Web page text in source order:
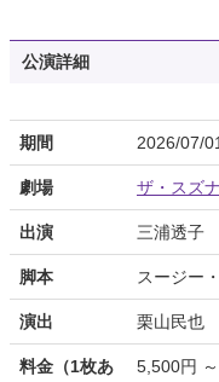
公演詳細
期間 2026/07/
劇場 ザ・スズ
出演 三浦透子
脚本 スージー
演出 栗山民也
料金（1枚あ
5,500円